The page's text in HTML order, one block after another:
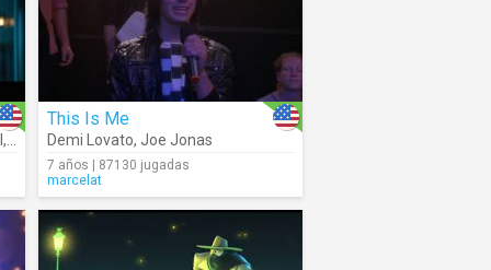
– Cast,Sofia Carson ,Anna Cat
, Descendants – Cast
This Is Me
Demi Lovato, Joe Jonas
7 años | 87130 jugadas
marcelat